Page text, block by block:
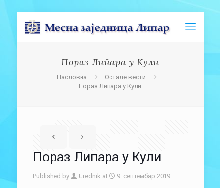
Пораз Липара у Кули
Насловна
Остале вести
Пораз Липара у Кули
Пораз Липара у Кули
Published by Urednik at 9. септембар 2019.